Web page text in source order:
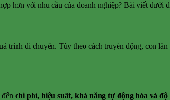
hơn với nhu cầu của doanh nghiệp? Bài viết dưới
trình di chuyển. Tùy theo cách truyền động, con
chi phí, hiệu suất, khả năng tự động hóa và độ